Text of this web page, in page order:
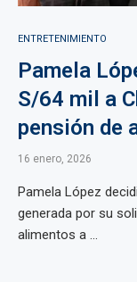
ENTRETENIMIENTO
Pamela
S/64 mil a
pensión de
16 enero, 2026
Pamela López
generada por su
alimentos a ...